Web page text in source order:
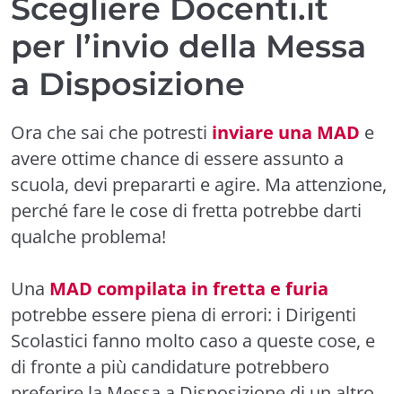
Scegliere Docenti.it
per l’invio della Messa
a Disposizione
Ora che sai che potresti inviare una MAD e
avere ottime chance di essere assunto a
scuola, devi prepararti e agire. Ma attenzione,
perché fare le cose di fretta potrebbe darti
qualche problema!
Una MAD compilata in fretta e furia
potrebbe essere piena di errori: i Dirigenti
Scolastici fanno molto caso a queste cose, e
di fronte a più candidature potrebbero